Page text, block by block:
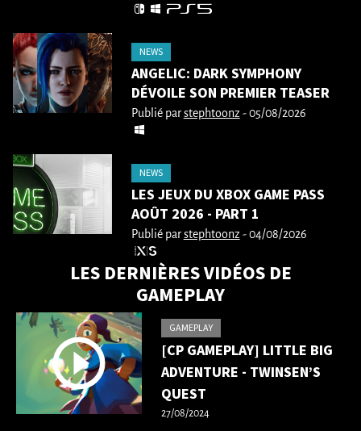
NEWS
ANGELIC: DARK SYMPHONY
DÉVOILE SON PREMIER TEASER
Publié parstephtoonz - 05/08/2026
NEWS
LES JEUX DU XBOX GAME PASS
AOÛT 2026 - PART 1
Publié parstephtoonz - 04/08/2026
LES DERNIÈRES VIDÉOS DE
GAMEPLAY
GAMEPLAY
[CP GAMEPLAY] LITTLE BIG
ADVENTURE - TWINSEN’S
QUEST
27/08/2024